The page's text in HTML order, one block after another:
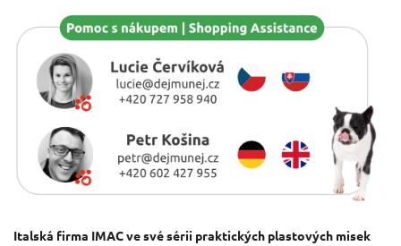
Italská firma IMAC ve své sérii praktických plastových misek